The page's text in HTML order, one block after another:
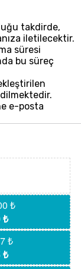
takdirde,
iletilecektir.
süresi
bu süreç
e-posta
₺
₺
₺
₺